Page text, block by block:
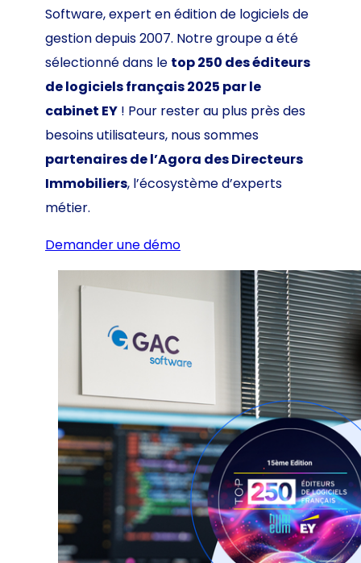
Software, expert en édition de logiciels de
gestion depuis 2007. Notre groupe a été
sélectionné dans le top 250 des éditeurs
de logiciels français 2025 par le
cabinet EY ! Pour rester au plus près des
besoins utilisateurs, nous sommes
partenaires de l’Agora des Directeurs
Immobiliers, l’écosystème d’experts
métier.
Demander une démo